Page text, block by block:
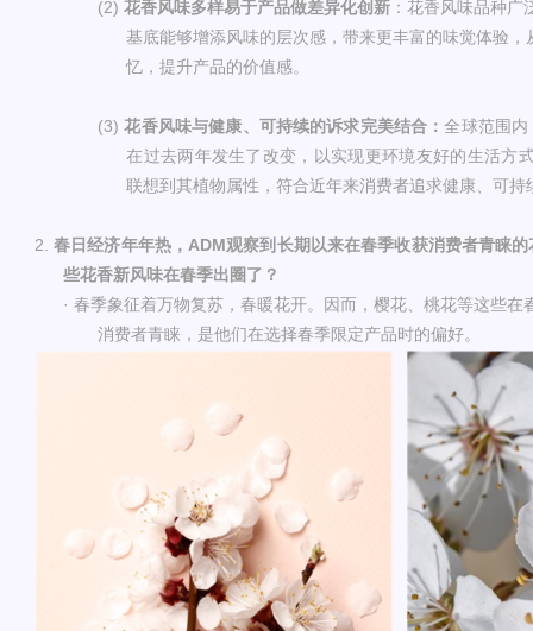
(2)花香风味多样易于产品做差异化创新 ：花香风味品种
基底能够增添风味的层次感，带来更丰富的味觉体验
忆，提升产品的价值感。
(3)花香风味与健康、 可持续的诉求完美结合 ：全球范围
在过去两年发生了改变，以实现更环境友好的生活方
联想到其植物属性，符合近年来消费者追求健康、可持
2.春日经济年年热， ADM观察到长期以来在春季收获消费者青睐
些花香新风味在春季出圈了？
· 春季象征着万物复苏，春暖花开。因而，樱花、桃花等这些在
消费者青睐，是他们在选择春季限定产品时的偏好。